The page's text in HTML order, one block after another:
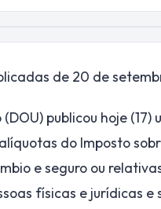
de 20 de
publicou hoje (17)
do Imposto
e seguro ou
físicas e jurídicas